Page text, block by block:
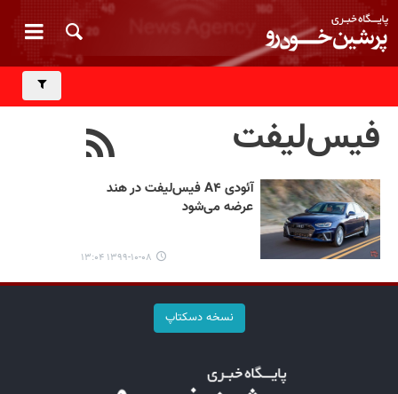
فیس‌لیفت
آئودی A۴ فیس‌لیفت در هند
عرضه می‌شود
۱۳۹۹-۱۰-۰۸ ۱۳:۰۴
نسخه دسکتاپ